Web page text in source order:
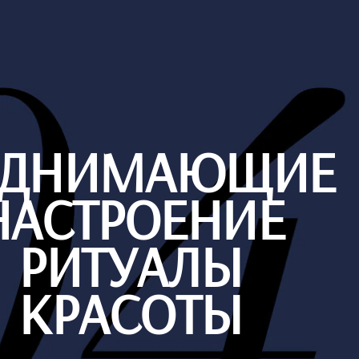
РИТУАЛЫ
КРАСОТЫ